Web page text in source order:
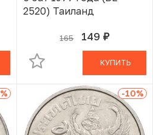
2520) Таиланд
165 149 руб.
В КОРЗИНЕ
КУПИТЬ
% -10%